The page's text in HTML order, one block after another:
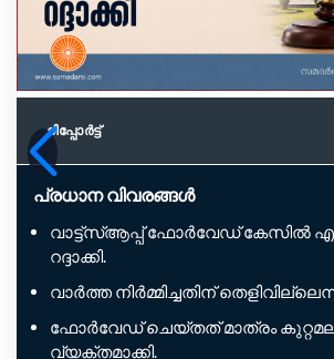
റിപ്പോര്‍ട്ട്
പ്രധാന വിവരങ്ങൾ
വാട്ട്‌സ്ആപ്പ് ഫോർവേഡ്
റദ്ദാക്കി.
വാർത്ത നിർമ്മിച്ചതിന്
ഫോർവേഡ് ചെയ്തത് മാത്രം
വ്യക്തമാക്കി.